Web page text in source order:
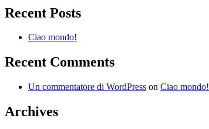
Recent Posts
Ciao mondo!
Recent Comments
Un commentatore di WordPress on Ciao mondo!
Archives